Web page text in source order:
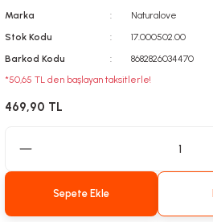
Marka
Naturalove
Stok Kodu
17.000502.00
Barkod Kodu
8682826034470
*50,65 TL den başlayan taksitlerle!
469,90 TL
Sepete Ekle